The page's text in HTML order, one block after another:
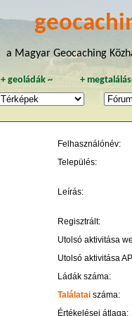
a Magyar Geocaching
+geoládák ~ +
Felhasználónév:
Település:
Leírás:
Regisztrált:
Utolsó aktivitása
Utolsó aktivitása
Ládák száma:
Találatai száma:
Értékelései átlaga: